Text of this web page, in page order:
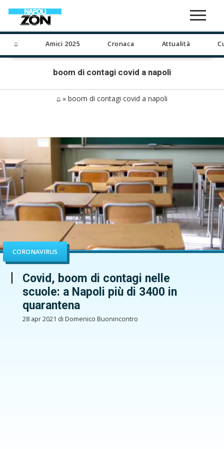
⌂ Amici 2025 Cronaca Attualità
boom di contagi covid a napoli
⌂ » boom di contagi covid a napoli
CORONAVIRUS
Covid, boom di contagi nelle
scuole: a Napoli più di 3400 in
quarantena
28 apr 2021 di Domenico Buonincontro